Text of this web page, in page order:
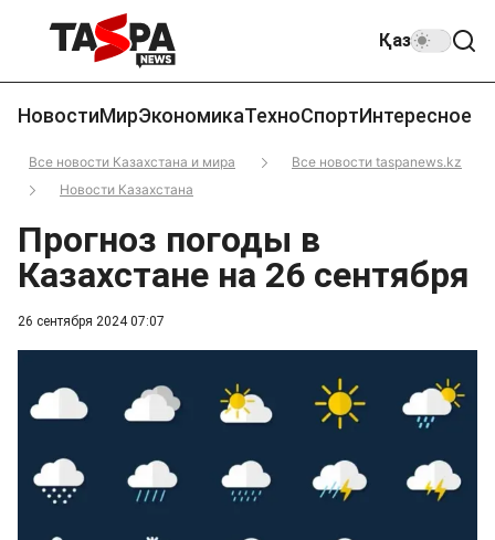
Қаз
НовостиМирЭкономикаТехноСпортИнтересное
Все новости Казахстана и мира
Все новости taspanews.kz
Новости Казахстана
26 сентября 2024 07:07
Прогноз погоды в
Казахстане на 26 сентября